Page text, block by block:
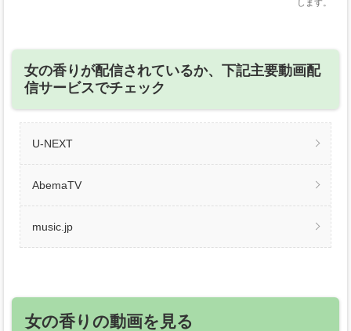
します。
女の香りが配信されているか、下記主要動画配
信サービスでチェック
U-NEXT
AbemaTV
music.jp
女の香りの動画を見る